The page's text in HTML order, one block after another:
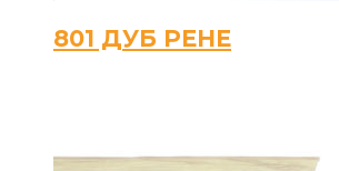
801 ДУБ РЕНЕ